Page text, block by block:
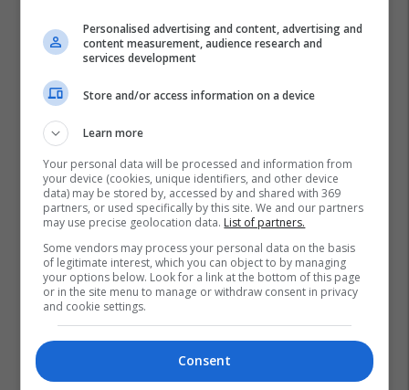
Personalised advertising and content, advertising and
content measurement, audience research and
services development
Store and/or access information on a device
Learn more
Your personal data will be processed and information from
your device (cookies, unique identifiers, and other device
data) may be stored by, accessed by and shared with 369
partners, or used specifically by this site. We and our partners
may use precise geolocation data. List of partners.
Some vendors may process your personal data on the basis
of legitimate interest, which you can object to by managing
your options below. Look for a link at the bottom of this page
or in the site menu to manage or withdraw consent in privacy
and cookie settings.
Consent